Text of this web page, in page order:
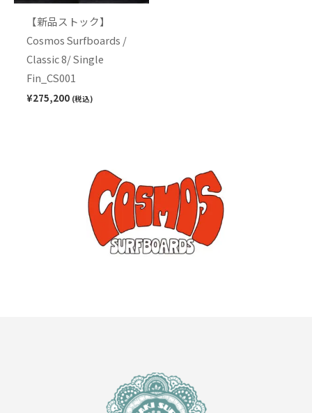
【新品ストック】
Cosmos Surfboards /
Classic 8/ Single
Fin_CS001
¥275,200 (税込)